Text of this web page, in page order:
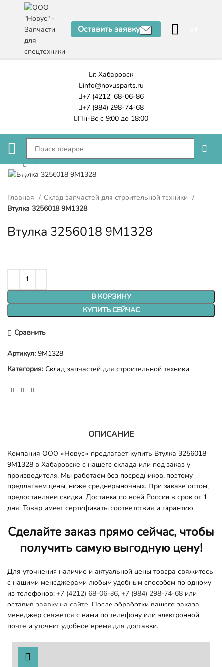
Оставить заявку
г. Хабаровск
info@novusparts.ru
+7 (4212) 68-06-86
+7 (984) 298-74-68
Пн-Вс с 9:00 до 18:00
Нажмите, чтобы увеличить
Главная
Склад запчастей для строительной техники
Втулка 3256018 9M1328
Втулка 3256018 9M1328
В КОРЗИНУ
КУПИТЬ СЕЙЧАС
Сравнить
Артикул: 9M1328
Категория: Склад запчастей для строительной техники
ОПИСАНИЕ
Компания ООО «Новус» предлагает купить Втулка 3256018
9M1328 в Хабаровске с нашего склада или под заказ у
производителя. Мы работаем без посредников, поэтому
предлагаем цены, ниже среднерыночных. При заказе оптом,
предоставляем скидки. Доставка по всей России в срок от 1
дня. Товар имеет сертификаты соответствия и гарантию.
Сделайте заказ прямо сейчас, чтобы
получить самую выгодную цену!
Для уточнения наличие и актуальной цены товара свяжитесь
с нашими менеджерами любым удобным способом по одному
из телефонов: +7 (4212) 68-06-86, +7 (984) 298-74-68 или
оставив заявку на сайте. После обработки вашего заказа
менеджер свяжется с вами по телефону или электронной
почте и уточнит удобное время для доставки.